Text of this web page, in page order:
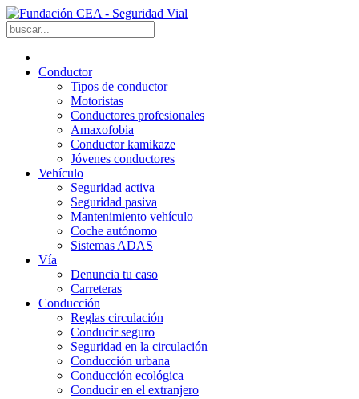
Conductor
Tipos de conductor
Motoristas
Conductores profesionales
Amaxofobia
Conductor kamikaze
Jóvenes conductores
Vehículo
Seguridad activa
Seguridad pasiva
Mantenimiento vehículo
Coche autónomo
Sistemas ADAS
Vía
Denuncia tu caso
Carreteras
Conducción
Reglas circulación
Conducir seguro
Seguridad en la circulación
Conducción urbana
Conducción ecológica
Conducir en el extranjero